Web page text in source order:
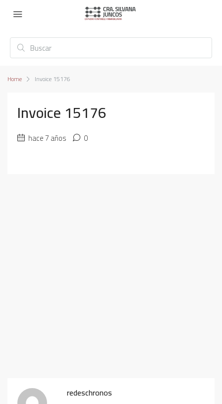
Home Invoice 15176
Invoice 15176
hace 7 años 0
redeschronos